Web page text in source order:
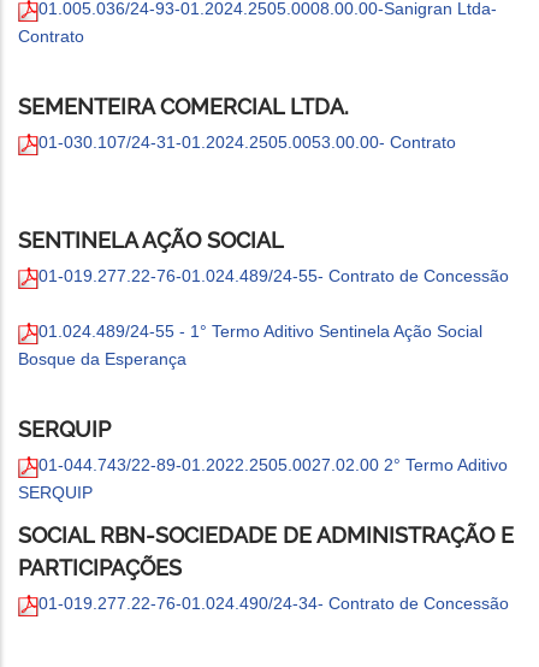
01.005.036/24-93-01.2024.2505.0008.00.00-Sanigran Ltda-
Contrato
SEMENTEIRA COMERCIAL LTDA.
01-030.107/24-31-01.2024.2505.0053.00.00- Contrato
SENTINELA AÇÃO SOCIAL
01-019.277.22-76-01.024.489/24-55- Contrato de Concessão
01.024.489/24-55 - 1° Termo Aditivo Sentinela Ação Social
Bosque da Esperança
SERQUIP
01-044.743/22-89-01.2022.2505.0027.02.00 2° Termo Aditivo
SERQUIP
SOCIAL RBN-SOCIEDADE DE ADMINISTRAÇÃO E
PARTICIPAÇÕES
01-019.277.22-76-01.024.490/24-34- Contrato de Concessão